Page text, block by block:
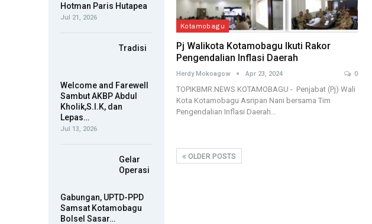
Kotamobagu
Pj Walikota Kotamobagu Ikuti Rakor
Pengendalian Inflasi Daerah
Herdy Mokoagow Apr 23, 2024 0
TOPIKBMR.NEWS KOTAMOBAGU - Penjabat (Pj) Wali
Kota Kotamobagu Asripan Nani bersama Tim
Pengendalian Inflasi Daerah…
OLDER POSTS
Hotman Paris Hutapea
Jul 21, 2026
Tradisi
Welcome and Farewell
Sambut AKBP Abdul
Kholik,S.I.K, dan
Lepas…
Jul 13, 2026
Gelar
Operasi
Gabungan, UPTD-PPD
Samsat Kotamobagu
Bolsel Sasar…